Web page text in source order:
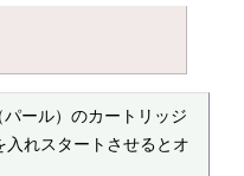
ール）のカートリッジ
入れスタートさせるとオ